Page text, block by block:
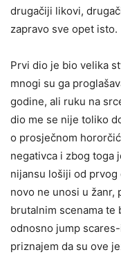
drugačiji likovi,
zapravo sve opet isto.
Prvi dio je bio velika
mnogi su ga
godine, ali ruku na
dio me se nije toliko
o prosječnom
negativca i zbog toga
nijansu lošiji od
novo ne unosi u žanr,
brutalnim scenama te
odnosno jump
priznajem da su ove